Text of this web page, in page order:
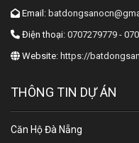
Email:
Điện thoại: 0707279779 -
Website: https://
THÔNG TIN DỰ ÁN
Căn Hộ Đà Nẵng